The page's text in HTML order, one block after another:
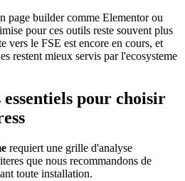
page builder comme Elementor ou
pour ces outils reste souvent plus
vers le FSE est encore en cours, et
restent mieux servis par l'ecosysteme
pour choisir
requiert une grille d'analyse
que nous recommandons de
toute installation.